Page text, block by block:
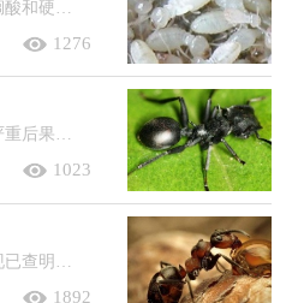
1276
小小蚂蚁，蛰人后亦能引起严重后果，甚至致人死亡。8月29日晚，江苏省中西医结合医院急诊室接待一位因蚂蚁蛰伤致过敏性休克患者，这位患...
1023
我国大约有2000多种蚂蚁，现已查明的约600种，经卫生部批准，可药食两用的只有鼎突多刺蚁1种。人工饲养蚂蚁需要适宜的场地、温度、湿度...
1892